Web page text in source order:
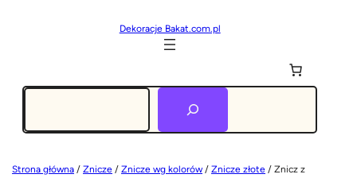
Dekoracje Bakat.com.pl
Szukaj
Strona główna /Znicze /Znicze wg kolorów/Znicze złote / Znicz z